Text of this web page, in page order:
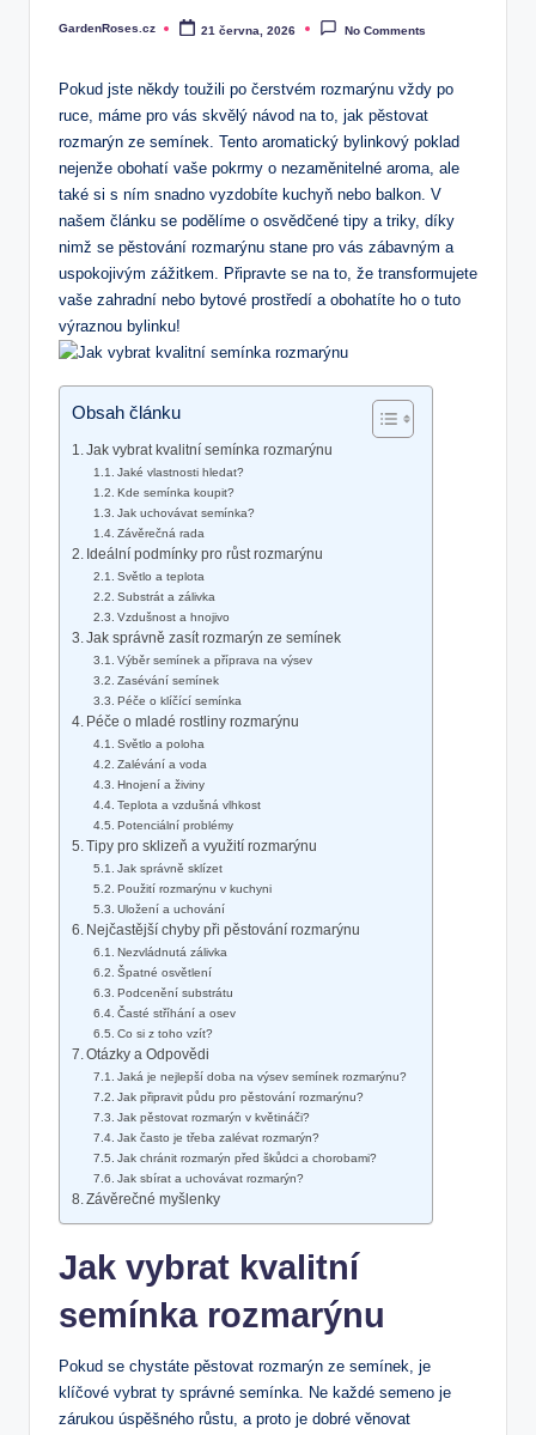
Posted
GardenRoses.cz 21 června, 2026 No Comments
Pokud jste někdy toužili po čerstvém rozmarýnu vždy po
ruce, máme pro vás skvělý návod na to, jak pěstovat
rozmarýn ze semínek. Tento aromatický bylinkový poklad
nejenže obohatí vaše pokrmy o nezaměnitelné aroma, ale
také si s ním snadno vyzdobíte kuchyň nebo balkon. V
našem článku se podělíme o osvědčené tipy a triky, díky
nimž se pěstování rozmarýnu stane pro vás zábavným a
uspokojivým zážitkem. Připravte se na to, že transformujete
vaše zahradní nebo bytové prostředí a obohatíte ho o tuto
výraznou bylinku!
Obsah článku
Jak vybrat kvalitní semínka rozmarýnu
Jaké vlastnosti hledat?
Kde semínka koupit?
Jak uchovávat semínka?
Závěrečná rada
Ideální podmínky pro růst rozmarýnu
Světlo a teplota
Substrát a zálivka
Vzdušnost a hnojivo
Jak správně zasít rozmarýn ze semínek
Výběr semínek a příprava na výsev
Zasévání semínek
Péče o klíčící semínka
Péče o mladé rostliny rozmarýnu
Světlo a poloha
Zalévání a voda
Hnojení a živiny
Teplota a vzdušná vlhkost
Potenciální problémy
Tipy pro sklizeň a využití rozmarýnu
Jak správně sklízet
Použití rozmarýnu v kuchyni
Uložení a uchování
Nejčastější chyby při pěstování rozmarýnu
Nezvládnutá zálivka
Špatné osvětlení
Podcenění substrátu
Časté stříhání a osev
Co si z toho vzít?
Otázky a Odpovědi
Jaká je nejlepší doba na výsev semínek rozmarýnu?
Jak připravit půdu pro pěstování rozmarýnu?
Jak pěstovat rozmarýn v květináči?
Jak často je třeba zalévat rozmarýn?
Jak chránit rozmarýn před škůdci a chorobami?
Jak sbírat a uchovávat rozmarýn?
Závěrečné myšlenky
Jak vybrat kvalitní
semínka rozmarýnu
Pokud se chystáte pěstovat rozmarýn ze semínek, je
klíčové vybrat ty správné semínka. Ne každé semeno je
zárukou úspěšného růstu, a proto je dobré věnovat